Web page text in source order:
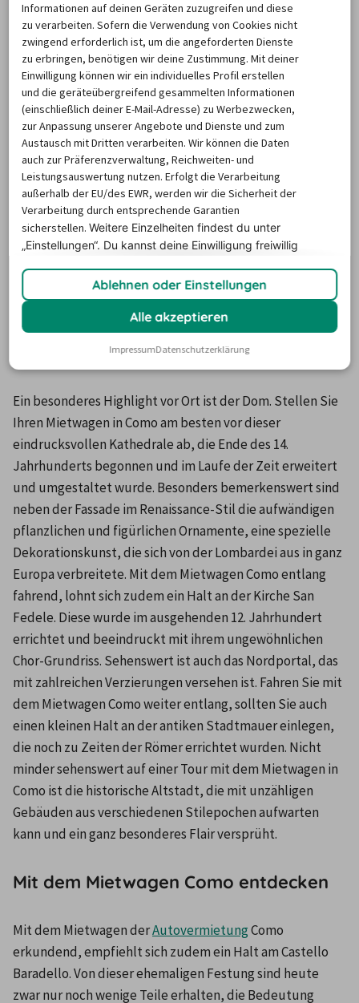
Klicke hier, um deine Cookie-Einstellungen zu
verwalten.
Mietwagen Como
Como liegt in der Lombardei im Norden von
Aufgrund der malerischen Lage am gleichnamigen See
und der Nähe zur Schweizer Grenze ist die Stadt seit
jeher ein beliebtes Ausflugs- und Urlaubsziel. Hinzu
kommen die zahlreichen Sehenswürdigkeiten und
Mietwagen in Como bequem erfahren werden können.
Attraktionen und Sehenswürdigkeiten
Ein besonderes Highlight vor Ort ist der Dom. Stellen Sie
Ihren Mietwagen in Como am besten vor dieser
eindrucksvollen Kathedrale ab, die Ende des 14.
Jahrhunderts begonnen und im Laufe der Zeit erweitert
und umgestaltet wurde. Besonders bemerkenswert sind
neben der Fassade im Renaissance-Stil die aufwändigen
pflanzlichen und figürlichen Ornamente, eine spezielle
Dekorationskunst, die sich von der Lombardei aus in ganz
Europa verbreitete. Mit dem Mietwagen Como entlang
fahrend, lohnt sich zudem ein Halt an der Kirche San
Fedele. Diese wurde im ausgehenden 12. Jahrhundert
errichtet und beeindruckt mit ihrem ungewöhnlichen
Chor-Grundriss. Sehenswert ist auch das Nordportal, das
mit zahlreichen Verzierungen versehen ist. Fahren Sie mit
dem Mietwagen Como weiter entlang, sollten Sie auch
einen kleinen Halt an der antiken Stadtmauer einlegen,
die noch zu Zeiten der Römer errichtet wurden. Nicht
minder sehenswert auf einer Tour mit dem Mietwagen in
Como ist die historische Altstadt, die mit unzähligen
Gebäuden aus verschiedenen Stilepochen aufwarten
kann und ein ganz besonderes Flair versprüht.
Mit dem Mietwagen Como entdecken
Mit dem Mietwagen der Autovermietung Como
erkundend, empfiehlt sich zudem ein Halt am Castello
Baradello. Von dieser ehemaligen Festung sind heute
zwar nur noch wenige Teile erhalten, die Bedeutung
Informationen auf deinen Geräten zuzugreifen und diese
zu verarbeiten. Sofern die Verwendung von Cookies nicht
zwingend erforderlich ist, um die angeforderten Dienste
zu erbringen, benötigen wir deine Zustimmung. Mit deiner
Einwilligung können wir ein individuelles Profil erstellen
und die geräteübergreifend gesammelten Informationen
(einschließlich deiner E-Mail-Adresse) zu Werbezwecken,
zur Anpassung unserer Angebote und Dienste und zum
Austausch mit Dritten verarbeiten. Wir können die Daten
auch zur Präferenzverwaltung, Reichweiten- und
Leistungsauswertung nutzen. Erfolgt die Verarbeitung
außerhalb der EU/des EWR, werden wir die Sicherheit der
Verarbeitung durch entsprechende Garantien
sicherstellen.Weitere Einzelheiten findest du unter
„Einstellungen“. Du kannst deine Einwilligung freiwillig
Ablehnen oder Einstellungen
Alle akzeptieren
ImpressumDatenschutzerklärung